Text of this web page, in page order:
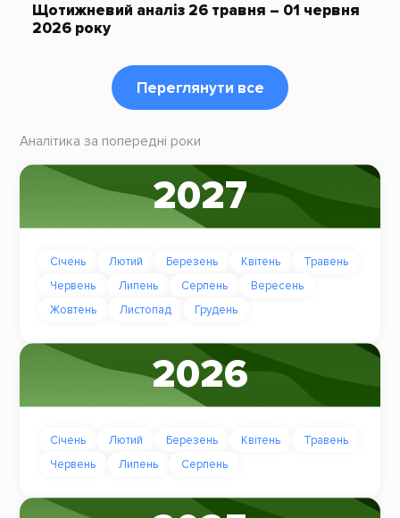
Щотижневий аналіз 26 травня – 01 червня
2026 року
Переглянути все
Аналітика за попередні роки
2027
Січень Лютий Березень Квітень
Травень
Червень
Липень Серпень
Вересень
Жовтень
Листопад Грудень
2026
Січень Лютий Березень Квітень
Травень
Червень
Липень Серпень